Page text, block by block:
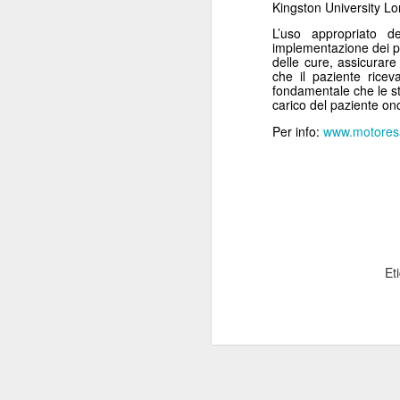
Kingston University
L’uso appropriato
implementazione dei
delle cure,
che il paziente
fondamentale che le
carico del paziente
Per info: